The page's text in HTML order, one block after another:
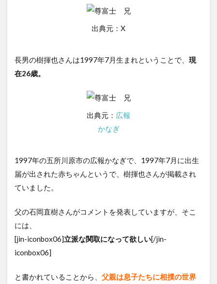
出典元：X
長男の樹揮也さんは1997年7月生まれということで、 現
在26歳。
出典元： 広報
かなぎ
1997年の五所川原市の広報かなぎで、1997年7月に出生
届が出された赤ちゃんというで、樹揮也さんが掲載され
ていました。
父の石岡直樹さんがコメントを発表していますが、そこ
には、
[jin-iconbox06]立派な関取になって欲しい[/jin-
iconbox06]
と書かれていることから、 父親は息子たちに相撲の世界